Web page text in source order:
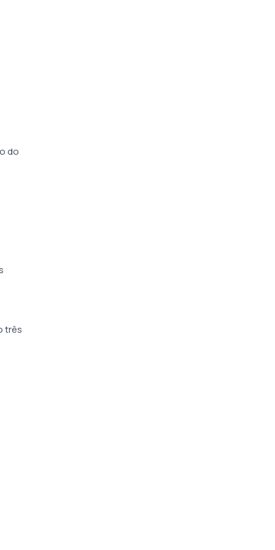
do
três